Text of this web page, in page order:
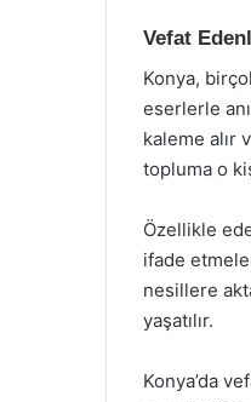
Vefat
Konya,
eserlerle
kaleme alır
topluma o
Özellikle
ifade
nesillere
yaşatılır.
Konya’da